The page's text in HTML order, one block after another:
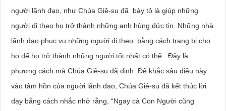
người lãnh đạo, như Chúa Giê-su đã bày tỏ là giúp những
người đi theo họ trở thành những anh hùng đức tin. Những nhà
lãnh đạo phục vụ những người đi theo bằng cách trang bị cho
họ để họ trở thành những người tốt nhất có thể. Đây là
phương cách mà Chúa Giê-su đã định. Để khắc sâu điều này
vào tâm hồn của người lãnh đạo, Chúa Giê-su đã kết thúc lời
dạy bằng cách nhắc nhở rằng, “Ngay cả Con Người cũng